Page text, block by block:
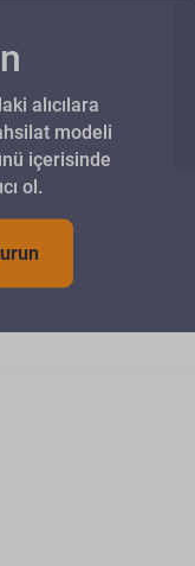
alıcılara
modeli
içerisinde
ol.